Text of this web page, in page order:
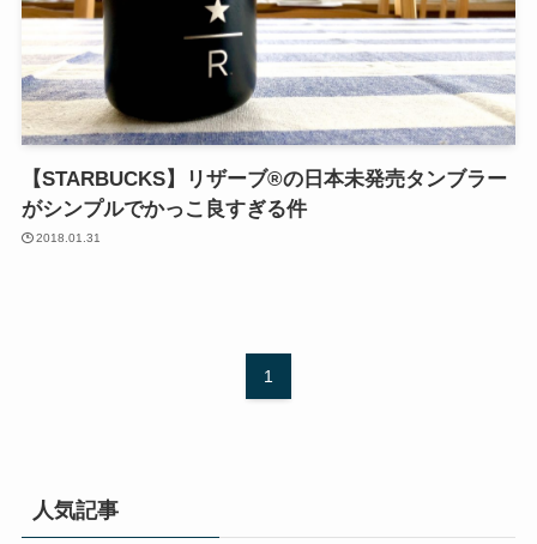
【STARBUCKS】リザーブ®︎の日本未発売タンブラー
がシンプルでかっこ良すぎる件
2018.01.31
1
人気記事